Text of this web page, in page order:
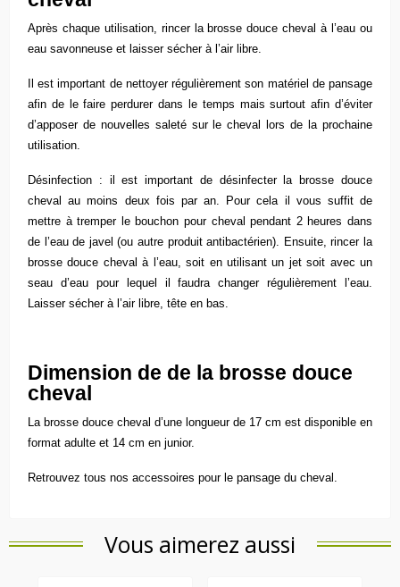
Après chaque utilisation, rincer la brosse douce cheval à l’eau ou
eau savonneuse et laisser sécher à l’air libre.
Il est important de nettoyer régulièrement son matériel de pansage
afin de le faire perdurer dans le temps mais surtout afin d’éviter
d’apposer de nouvelles saleté sur le cheval lors de la prochaine
utilisation.
Désinfection : il est important de désinfecter la brosse douce
cheval au moins deux fois par an. Pour cela il vous suffit de
mettre à tremper le bouchon pour cheval pendant 2 heures dans
de l’eau de javel (ou autre produit antibactérien). Ensuite, rincer la
brosse douce cheval à l’eau, soit en utilisant un jet soit avec un
seau d’eau pour lequel il faudra changer régulièrement l’eau.
Laisser sécher à l’air libre, tête en bas.
Dimension de de la brosse douce
cheval
La brosse douce cheval d’une longueur de 17 cm est disponible en
format adulte et 14 cm en junior.
Retrouvez tous nos accessoires pour le pansage du cheval.
Vous aimerez aussi